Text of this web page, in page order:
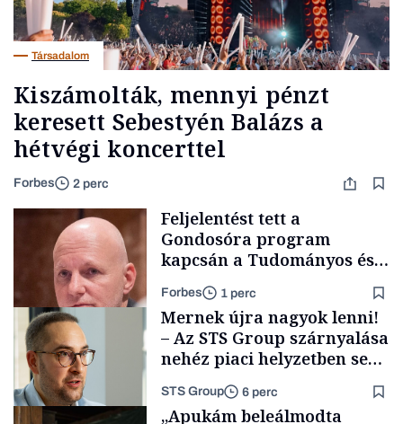
Társadalom
Kiszámolták, mennyi pénzt
keresett Sebestyén Balázs a
hétvégi koncerttel
Forbes 2 perc
Politika
Feljelentést tett a
Gondosóra program
kapcsán a Tudományos és
Technológiai Miniszterium,
nem akármilyen gyanúval
Forbes 1 perc
Mernek újra nagyok lenni!
– Az STS Group szárnyalása
nehéz piaci helyzetben sem
STS Group 6 perc
„Apukám beleálmodta